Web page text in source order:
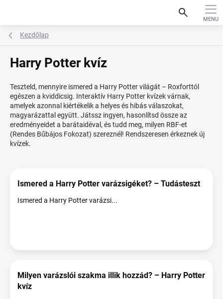
tartalomhoz
search
Kezdőlap
Harry Potter kvíz
Teszteld, mennyire ismered a Harry Potter világát – Roxforttól
egészen a kviddicsig. Interaktív Harry Potter kvízek várnak,
amelyek azonnal kiértékelik a helyes és hibás válaszokat,
magyarázattal együtt. Játssz ingyen, hasonlítsd össze az
eredményeidet a barátaidéval, és tudd meg, milyen RBF-et
(Rendes Bűbájos Fokozat) szereznél! Rendszeresen érkeznek új
kvízek.
Ismered a Harry Potter varázsigéket? – Tudásteszt
Ismered a Harry Potter varázsi...
Milyen varázslói szakma illik hozzád? – Harry Potter
kvíz